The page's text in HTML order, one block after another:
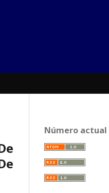
Número actual